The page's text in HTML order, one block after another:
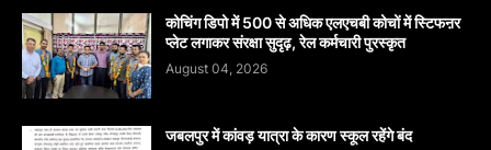
कोचिंग डिपो में 500 से अधिक एलएचबी कोचों में स्टिफऩर
प्लेट लगाकर संरक्षा सुदृढ़, रेल कर्मचारी पुरस्कृत
August 04, 2026
जबलपुर में कांवड़ यात्रा के कारण स्कूल रहेंगे बंद